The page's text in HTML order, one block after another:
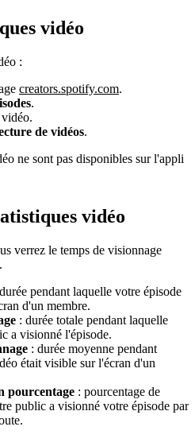
vidéo
:
creators.spotify.com.
.
de vidéos.
ne sont pas disponibles sur l'appli
vidéo
verrez le temps de visionnage
durée pendant laquelle votre épisode
d'un membre.
: durée totale pendant laquelle
a visionné l'épisode.
: durée moyenne pendant
était visible sur l'écran d'un
pourcentage : pourcentage de
public a visionné votre épisode par